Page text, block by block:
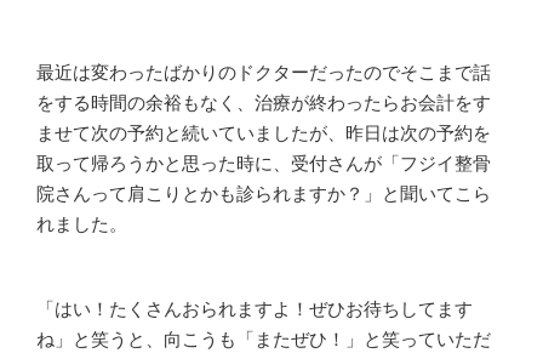
最近は変わったばかりのドクターだったのでそこまで話
をする時間の余裕もなく、治療が終わったらお会計をす
ませて次の予約と続いていましたが、昨日は次の予約を
取って帰ろうかと思った時に、受付さんが「フジイ整骨
院さんって肩こりとかも診られますか？」と聞いてこら
れました。
「はい！たくさんおられますよ！ぜひお待ちしてます
ね」と笑うと、向こうも「またぜひ！」と笑っていただ